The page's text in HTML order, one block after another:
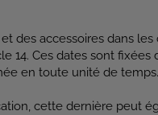
accessoires dans
14. Ces dates sont
en toute unité de
cette dernière peut